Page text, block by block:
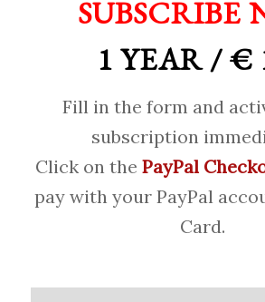
SUBSCRIBE
1 YEAR / €
Fill in the form and
subscription
Click on the PayPal
pay with your PayPal
Card.